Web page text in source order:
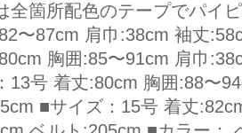
全箇所配色のテープでパイ
〜87cm 肩巾:38cm 袖丈
胸囲:85〜91cm 肩巾
13号 着丈:80cm 胸囲:88〜
■サイズ：15号 着丈